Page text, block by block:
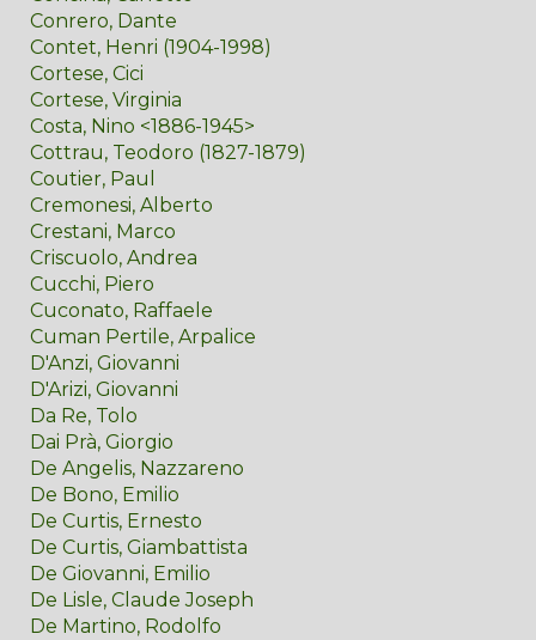
Conrero, Dante
Contet, Henri (1904-1998)
Cortese, Cici
Cortese, Virginia
Costa, Nino <1886-1945>
Cottrau, Teodoro (1827-1879)
Coutier, Paul
Cremonesi, Alberto
Crestani, Marco
Criscuolo, Andrea
Cucchi, Piero
Cuconato, Raffaele
Cuman Pertile, Arpalice
D'Anzi, Giovanni
D'Arizi, Giovanni
Da Re, Tolo
Dai Prà, Giorgio
De Angelis, Nazzareno
De Bono, Emilio
De Curtis, Ernesto
De Curtis, Giambattista
De Giovanni, Emilio
De Lisle, Claude Joseph
De Martino, Rodolfo